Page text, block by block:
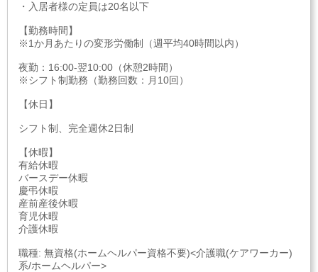
・入居者様の定員は20名以下
【勤務時間】
※1か月あたりの変形労働制（週平均40時間以内）
夜勤：16:00-翌10:00（休憩2時間）
※シフト制勤務（勤務回数：月10回）
【休日】
シフト制、完全週休2日制
【休暇】
有給休暇
バースデー休暇
慶弔休暇
産前産後休暇
育児休暇
介護休暇
職種: 無資格(ホームヘルパー資格不要)<介護職(ケアワーカー)
系/ホームヘルパー>